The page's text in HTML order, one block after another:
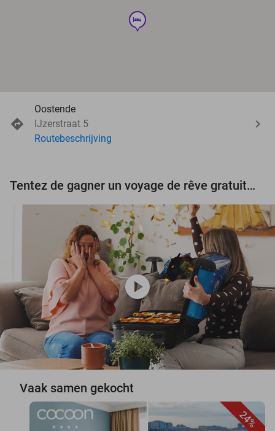
hotel
Oostende
IJzerstraat 5
Routebeschrijving
Tentez de gagner un voyage de rêve gratuit d'une valeur de 3.000 € !
play_circle
Vaak samen gekocht
24%